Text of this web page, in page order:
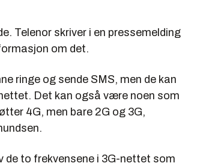
Telenor skriver i en pressemelding
om det.
ringe og sende SMS, men de kan
Det kan også være noen som
4G, men bare 2G og 3G,
de to frekvensene i 3G-nettet som